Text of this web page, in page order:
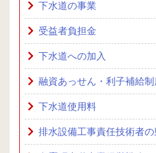
下水道の事業
受益者負担金
下水道への加入
融資あっせん・利子補給制
下水道使用料
排水設備工事責任技術者